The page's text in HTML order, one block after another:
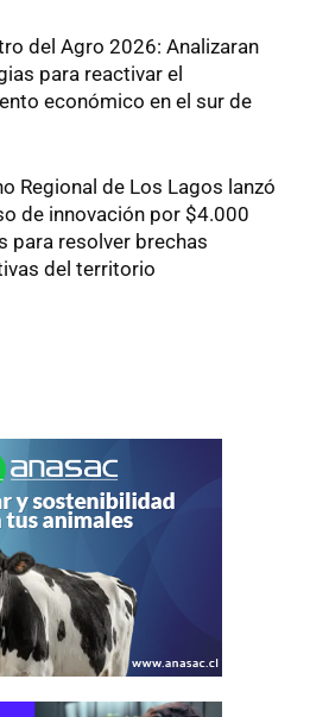
del Agro 2026: Analizaran
para reactivar el
económico en el sur de
Regional de Los Lagos lanzó
de innovación por $4.000
para resolver brechas
del territorio